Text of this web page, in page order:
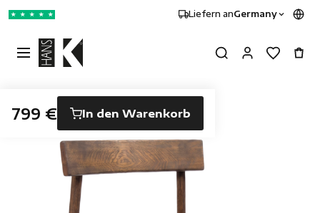
★ ★ ★ ★ ★ Liefern anGermany
799 € In den Warenkorb